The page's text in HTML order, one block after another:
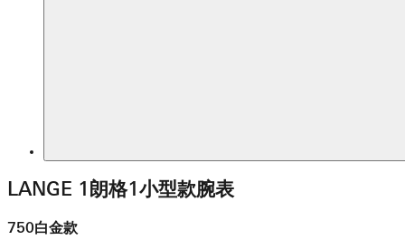
LANGE 1朗格1小型款腕表
750白金款